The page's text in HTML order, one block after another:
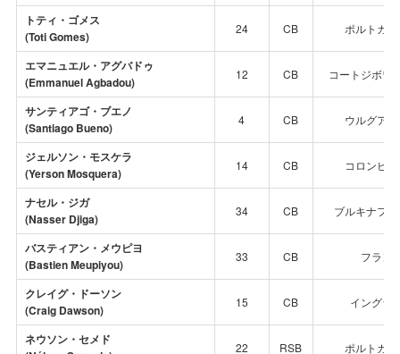
トティ・ゴメス
(Toti Gomes)
24 CB ポルトガ
エマニュエル・アグバドゥ
(Emmanuel Agbadou)
12 CB コートジボワ
サンティアゴ・ブエノ
(Santiago Bueno)
4 CB ウルグア
ジェルソン・モスケラ
(Yerson Mosquera)
14 CB コロンビ
ナセル・ジガ
(Nasser Djiga)
34 CB ブルキナフ
バスティアン・メウピヨ
(Bastien Meupiyou)
33 CB フラン
クレイグ・ドーソン
(Craig Dawson)
15 CB イングラ
ネウソン・セメド
22 RSB ポルトガ